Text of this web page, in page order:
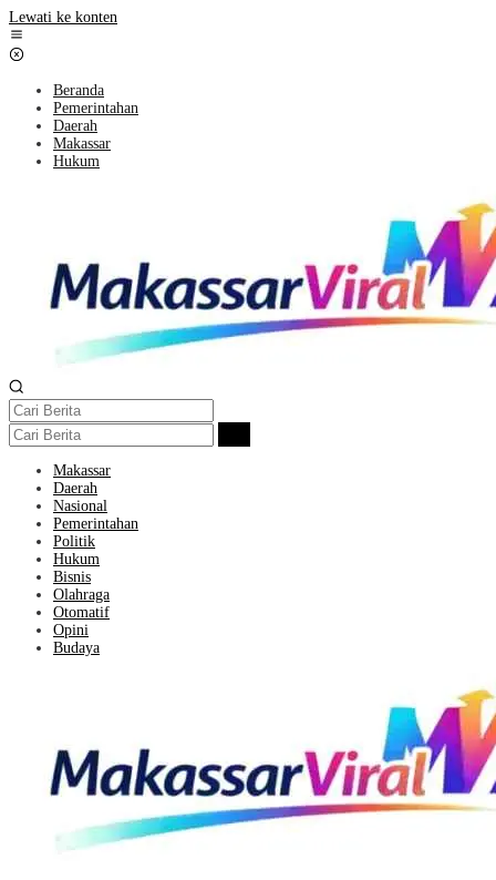
Lewati ke konten
Beranda
Pemerintahan
Daerah
Makassar
Hukum
Makassar
Daerah
Nasional
Pemerintahan
Politik
Hukum
Bisnis
Olahraga
Otomatif
Opini
Budaya